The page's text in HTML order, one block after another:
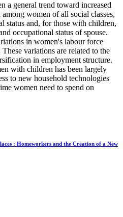
a general trend toward increased
women of all social classes,
status and, for those with children,
occupational status of spouse.
in women's labour force
variations are related to the
in employment structure.
with children has been largely
to new household technologies
women need to spend on
: Homeworkers and the Creation of a New